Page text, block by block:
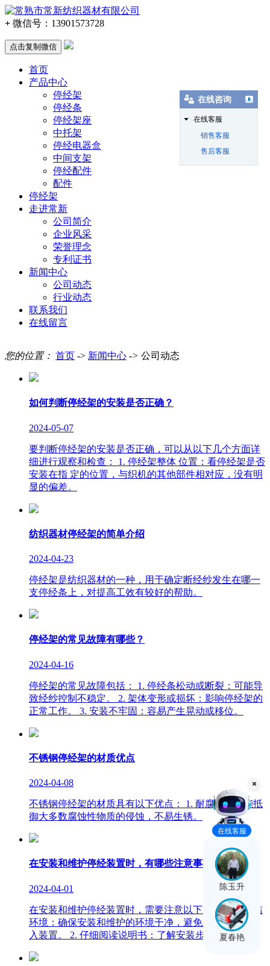
+ 微信号： 13901573728
点击复制微信
首页
产品中心
停经架
停经条
停经架座
中托架
停经电器盒
中间支架
停经配件
配件
停经架
走进常新
公司简介
企业风采
荣誉理念
专利证书
新闻中心
公司动态
行业动态
联系我们
在线留言
您的位置： 首页 -> 新闻中心 -> 公司动态
如何判断停经架的安装是否正确？
2024-05-07
要判断停经架的安装是否正确，可以从以下几个方面详
细进行观察和检查： 1. 停经架整体 位置：看停经架是否
安装在指 定的位置，与织机的其他部件相对应，没有明
显的偏差。
纺织器材停经架的简单介绍
2024-04-23
停经架是纺织器材的一种，用于确定断经纱发生在哪一
支停经条上，对提高工效有较好的帮助。
停经架的常见故障有哪些？
2024-04-16
停经架的常见故障包括： 1. 停经条松动或断裂：可能导
致经纱控制不稳定。 2. 架体变形或损坏：影响停经架的
正常工作。 3. 安装不牢固：容易产生晃动或移位。
不锈钢停经架的材质优点
2024-04-08
不锈钢停经架的材质具有以下优点： 1. 耐腐蚀性：能抵
御大多数腐蚀性物质的侵蚀，不易生锈。
在安装和维护停经装置时，有哪些注意事项？
2024-04-01
在安装和维护停经装置时，需要注意以下几点： 1. 清洁
环境：确保安装和维护的环境干净，避免灰尘和杂物进
入装置。 2. 仔细阅读说明书：了解安装步骤和要求。
在线客服
陈玉升
夏春艳
在线咨询
在线客服
销售客服
售后客服